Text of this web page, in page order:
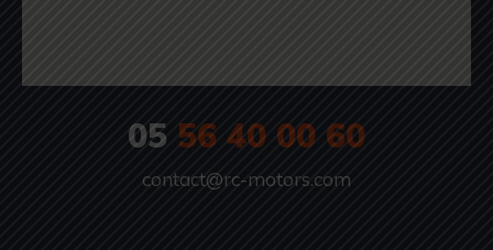
05 56 40 00 60
contact@rc-motors.com